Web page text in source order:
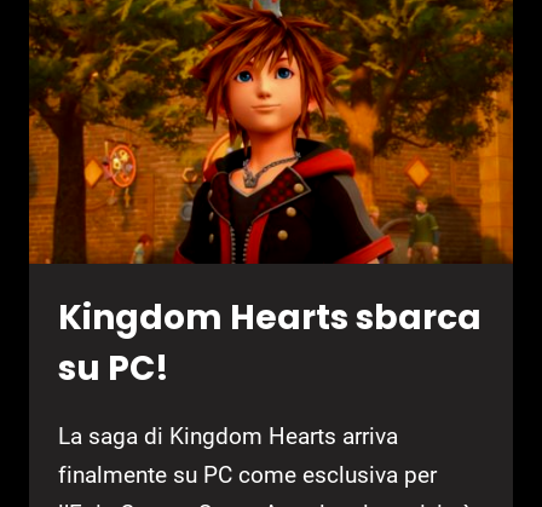
OGGI
Kingdom Hearts sbarca
su PC!
La saga di Kingdom Hearts arriva
finalmente su PC come esclusiva per